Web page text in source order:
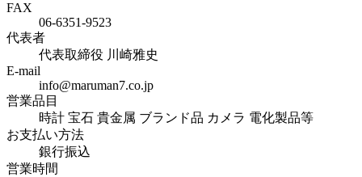
FAX
06-6351-9523
代表者
代表取締役 川崎雅史
E-mail
info@maruman7.co.jp
営業品目
時計 宝石 貴金属 ブランド品 カメラ 電化製品等
お支払い方法
銀行振込
営業時間